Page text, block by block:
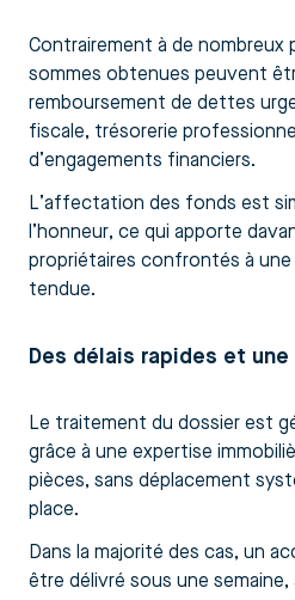
Contrairement à de
sommes obtenues peuvent
remboursement de dettes
fiscale, trésorerie
d’engagements financiers.
L’affectation des fonds est
l’honneur, ce qui apporte
propriétaires confrontés à
tendue.
Des délais rapides et
Le traitement du dossier est
grâce à une expertise
pièces, sans déplacement
place.
Dans la majorité des cas, un
être délivré sous une